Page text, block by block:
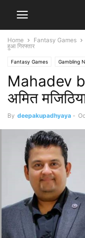
Home Fantasy Games
हुआ गिरफ्तार
Fantasy Games Gambling
Mahadev
अमित
By deepakupadhyaya -